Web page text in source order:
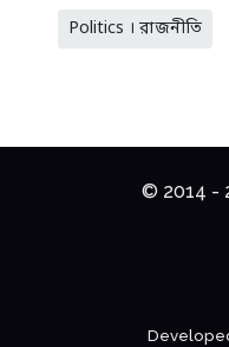
Politics । রাজনীতি
© 2014 -